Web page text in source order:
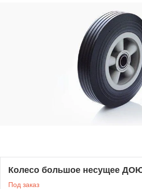
Колесо большое несущее
Под заказ